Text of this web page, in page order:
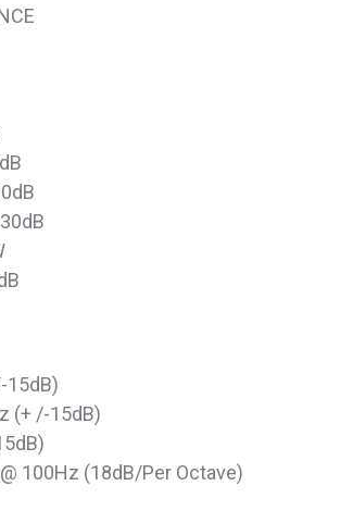
15dB)
(+ /-15dB)
100Hz (18dB/Per Octave)